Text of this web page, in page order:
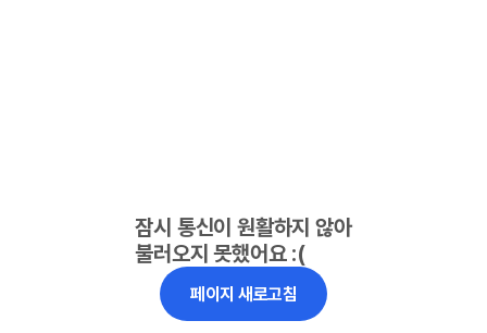
잠시 통신이 원활하지 않아
불러오지 못했어요 :(
페이지 새로고침